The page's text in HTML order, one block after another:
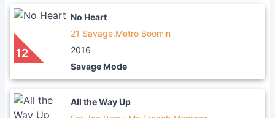
12
No Heart
21 Savage,Metro Boomin
2016
Savage Mode
All the Way Up